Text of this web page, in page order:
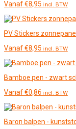
Vanaf€8,95 incl. BTW
PV Stickers
Vanaf€8,95 incl. BTW
Bamboe pen - zwart
Vanaf€0,86 incl. BTW
Baron balpen -